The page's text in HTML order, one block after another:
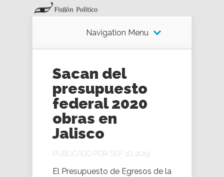
Navigation Menu
Sacan del
presupuesto
federal 2020
obras en
Jalisco
PUBLICADO POR SEP 10, 2019
El Presupuesto de Egresos de la